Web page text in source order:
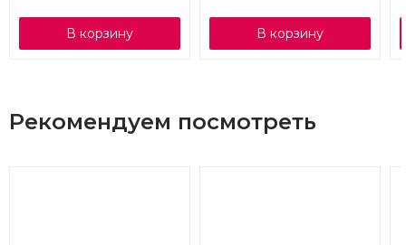
В корзину В корзину
Рекомендуем посмотреть